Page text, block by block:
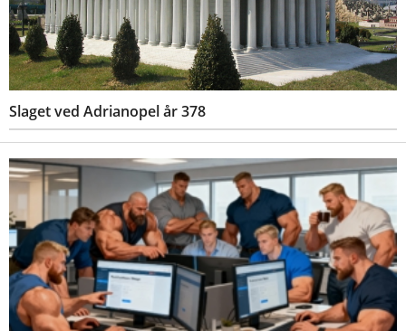
Slaget ved Adrianopel år 378